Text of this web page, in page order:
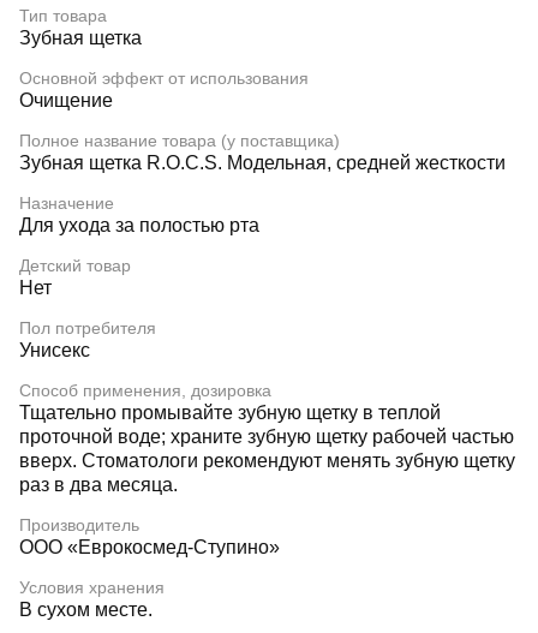
Тип товара
Зубная щетка
Основной эффект от использования
Очищение
Полное название товара (у поставщика)
Зубная щетка R.O.C.S. Модельная, средней жесткости
Назначение
Для ухода за полостью рта
Детский товар
Нет
Пол потребителя
Унисекс
Способ применения, дозировка
Тщательно промывайте зубную щетку в теплой
проточной воде; храните зубную щетку рабочей частью
вверх. Стоматологи рекомендуют менять зубную щетку
раз в два месяца.
Производитель
ООО «Еврокосмед-Ступино»
Условия хранения
В сухом месте.